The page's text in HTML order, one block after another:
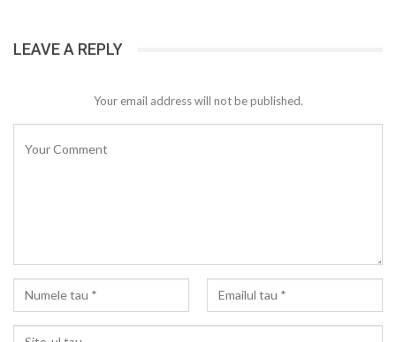
LEAVE A REPLY
Your email address will not be published.